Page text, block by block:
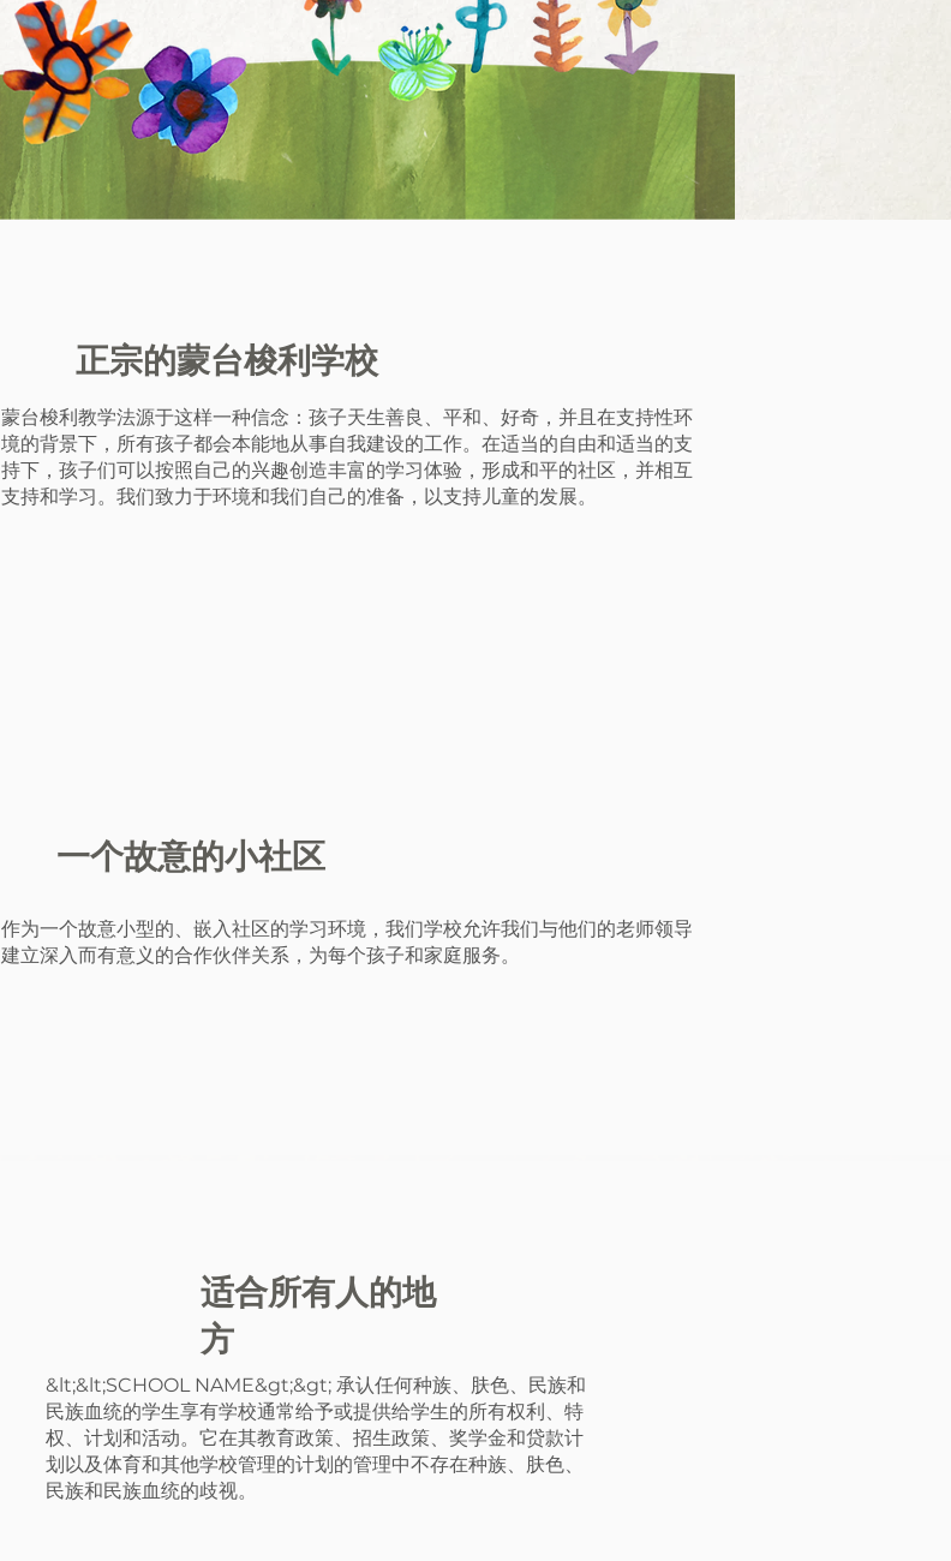
正宗的蒙台梭利学校
蒙台梭利教学法源于这样一种信念：孩子天生善良、平和、好奇，并且在支持性环
境的背景下，所有孩子都会本能地从事自我建设的工作。在适当的自由和适当的支
持下，孩子们可以按照自己的兴趣创造丰富的学习体验，形成和平的社区，并相互
支持和学习。我们致力于环境和我们自己的准备，以支持儿童的发展。
一个故意的小社区
作为一个故意小型的、嵌入社区的学习环境，我们学校允许我们与他们的老师领导
建立深入而有意义的合作伙伴关系，为每个孩子和家庭服务。
适合所有人的地
方
&lt;&lt;SCHOOL NAME&gt;&gt; 承认任何种族、肤色、民族和
民族血统的学生享有学校通常给予或提供给学生的所有权利、特
权、计划和活动。它在其教育政策、招生政策、奖学金和贷款计
划以及体育和其他学校管理的计划的管理中不存在种族、肤色、
民族和民族血统的歧视。